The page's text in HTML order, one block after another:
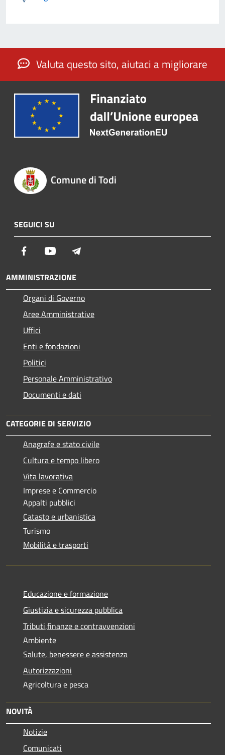
Valuta questo sito, aiutaci a migliorare
Comune di Todi
SEGUICI SU
Facebook Youtube
AMMINISTRAZIONE
Organi di Governo
Aree Amministrative
Uffici
Enti e fondazioni
Politici
Personale Amministrativo
Documenti e dati
CATEGORIE DI SERVIZIO
Anagrafe e stato civile
Cultura e tempo libero
Vita lavorativa
Imprese e Commercio
Appalti pubblici
Catasto e urbanistica
Turismo
Mobilità e trasporti
Educazione e formazione
Giustizia e sicurezza pubblica
Tributi,finanze e contravvenzioni
Ambiente
Salute, benessere e assistenza
Autorizzazioni
Agricoltura e pesca
NOVITÀ
Notizie
Comunicati